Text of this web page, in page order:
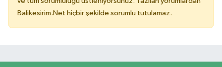
Balikesirim.Net hiçbir şekilde sorumlu tutulamaz.